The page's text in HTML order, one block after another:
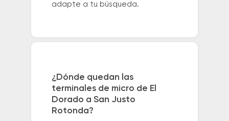
adapte a tu búsqueda.
¿Dónde quedan las
terminales de micro de El
Dorado a San Justo
Rotonda?